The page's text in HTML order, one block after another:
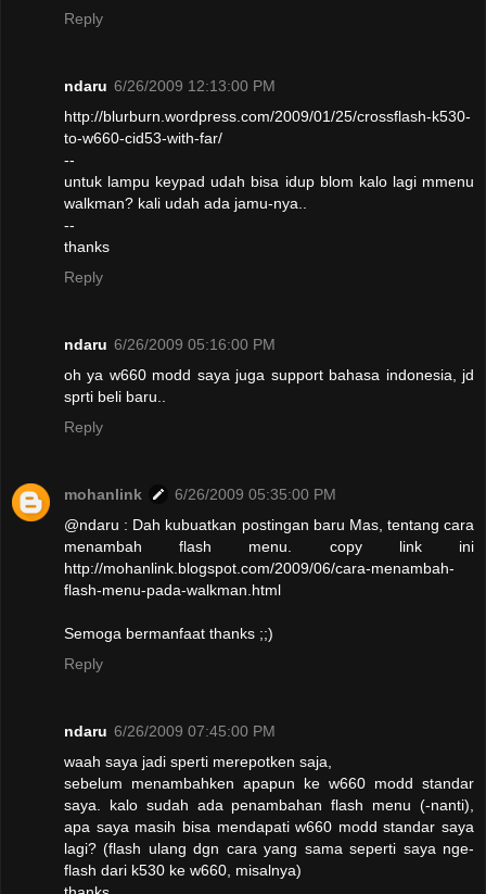
Reply
ndaru 6/26/2009 12:13:00 PM
http://blurburn.wordpress.com/2009/01/25/crossflash-k530-
to-w660-cid53-with-far/
--
untuk lampu keypad udah bisa idup blom kalo lagi mmenu
walkman? kali udah ada jamu-nya..
--
thanks
Reply
ndaru 6/26/2009 05:16:00 PM
oh ya w660 modd saya juga support bahasa indonesia, jd
sprti beli baru..
Reply
mohanlink
6/26/2009 05:35:00 PM
@ndaru : Dah kubuatkan postingan baru Mas, tentang cara
menambah flash menu. copy link ini
http://mohanlink.blogspot.com/2009/06/cara-menambah-
flash-menu-pada-walkman.html
Semoga bermanfaat thanks ;;)
Reply
ndaru 6/26/2009 07:45:00 PM
waah saya jadi sperti merepotken saja,
sebelum menambahken apapun ke w660 modd standar
saya. kalo sudah ada penambahan flash menu (-nanti),
apa saya masih bisa mendapati w660 modd standar saya
lagi? (flash ulang dgn cara yang sama seperti saya nge-
flash dari k530 ke w660, misalnya)